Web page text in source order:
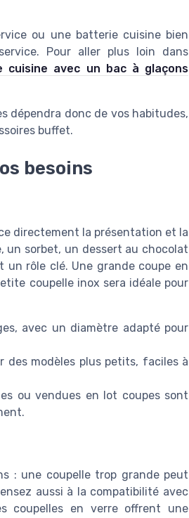
ou une batterie cuisine bien
Pour aller plus loin dans
cuisine avec un bac à glaçons
dépendra donc de vos habitudes,
buffet.
besoins
directement la présentation et la
un sorbet, un dessert au chocolat
rôle clé. Une grande coupe en
coupelle inox sera idéale pour
avec un diamètre adapté pour
des modèles plus petits, faciles à
ou vendues en lot coupes sont
: une coupelle trop grande peut
aussi à la compatibilité avec
coupelles en verre offrent une